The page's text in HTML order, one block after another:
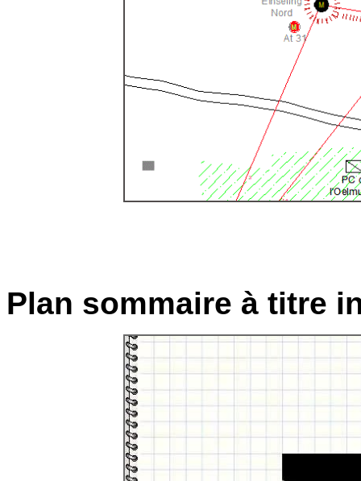
Plan sommaire à titre